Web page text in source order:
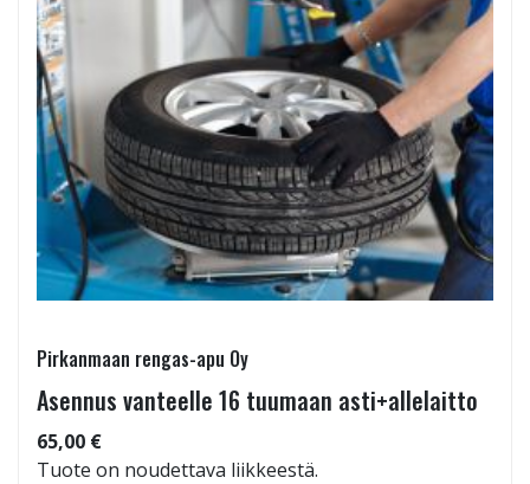
Pirkanmaan rengas-apu Oy
Asennus vanteelle 16 tuumaan asti+allelaitto
65,00 €
Tuote on noudettava liikkeestä.